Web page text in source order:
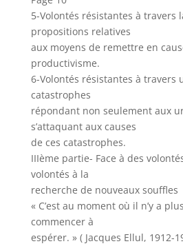
5-Volontés résistantes à travers
propositions relatives
aux moyens de remettre en
productivisme.
6-Volontés résistantes à travers
catastrophes
répondant non seulement aux
s’attaquant aux causes
de ces catastrophes.
IIIème partie- Face à des
volontés à la
recherche de nouveaux souffles
« C’est au moment où il n’y a
commencer à
espérer. » ( Jacques Ellul, 1912-